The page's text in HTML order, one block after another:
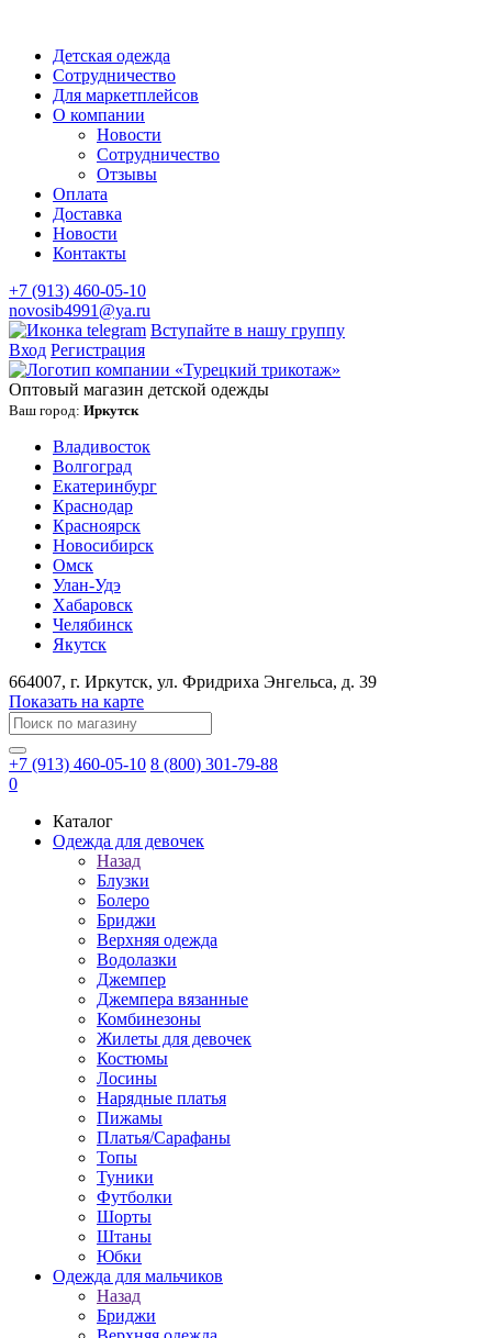
Детская одежда
Сотрудничество
Для маркетплейсов
О компании
Новости
Сотрудничество
Отзывы
Оплата
Доставка
Новости
Контакты
+7 (913) 460-05-10
novosib4991@ya.ru
Вступайте в нашу группу
Вход Регистрация
Оптовый магазин детской одежды
Ваш город: Иркутск
Владивосток
Волгоград
Екатеринбург
Краснодар
Красноярск
Новосибирск
Омск
Улан-Удэ
Хабаровск
Челябинск
Якутск
664007, г. Иркутск, ул. ​Фридриха Энгельса, д. 39
Показать на карте
+7 (913) 460-05-10 8 (800) 301-79-88
0
Каталог
Одежда для девочек
Назад
Блузки
Болеро
Бриджи
Верхняя одежда
Водолазки
Джемпер
Джемпера вязанные
Комбинезоны
Жилеты для девочек
Костюмы
Лосины
Нарядные платья
Пижамы
Платья/Сарафаны
Топы
Туники
Футболки
Шорты
Штаны
Юбки
Одежда для мальчиков
Назад
Бриджи